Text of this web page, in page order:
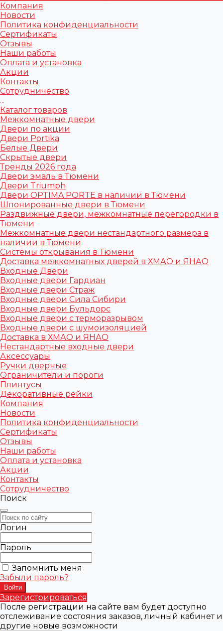
Компания
Новости
Политика конфиденциальности
Сертификаты
Отзывы
Наши работы
Оплата и установка
Акции
Контакты
Сотрудничество
...
Каталог товаров
Межкомнатные двери
Двери по акции
Двери Portika
Белые Двери
Скрытые двери
Тренды 2026 года
Двери эмаль в Тюмени
Двери Triumph
Двери OPTIMA PORTE в наличии в Тюмени
Шпонированные двери в Тюмени
Раздвижные двери, межкомнатные перегородки в
Тюмени
Межкомнатные двери нестандартного размера в
наличии в Тюмени
Системы открывания в Тюмени
Доставка межкомнатных дверей в ХМАО и ЯНАО
Входные Двери
Входные двери Гардиан
Входные двери Страж
Входные двери Сила Сибири
Входные двери Бульдорс
Входные двери с терморазрывом
Входные двери с шумоизоляцией
Доставка в ХМАО и ЯНАО
Нестандартные входные двери
Аксессуары
Ручки дверные
Ограничители и пороги
Плинтусы
Декоративные рейки
Компания
Новости
Политика конфиденциальности
Сертификаты
Отзывы
Наши работы
Оплата и установка
Акции
Контакты
Сотрудничество
Поиск
Логин
Пароль
Запомнить меня
Забыли пароль?
Зарегистрироваться
После регистрации на сайте вам будет доступно
отслеживание состояния заказов, личный кабинет и
другие новые возможности